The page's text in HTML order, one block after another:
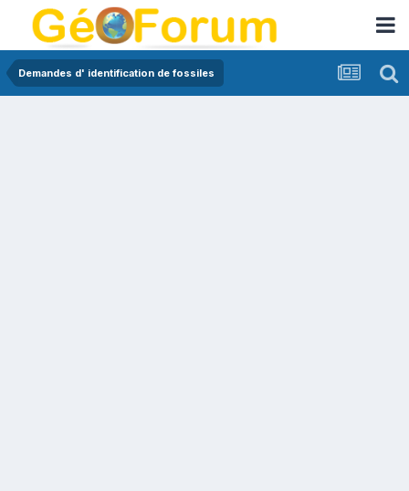
Demandes d' identification de fossiles